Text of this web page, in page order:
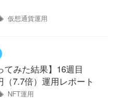
仮想通貨運用
てみた結果】16週目
（7.7倍）運用レポート
NFT運用